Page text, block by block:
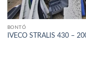
BONTÓ
IVECO STRALIS 430 –